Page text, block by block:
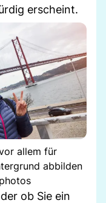
erscheint.
allem für
abbilden
ob Sie ein